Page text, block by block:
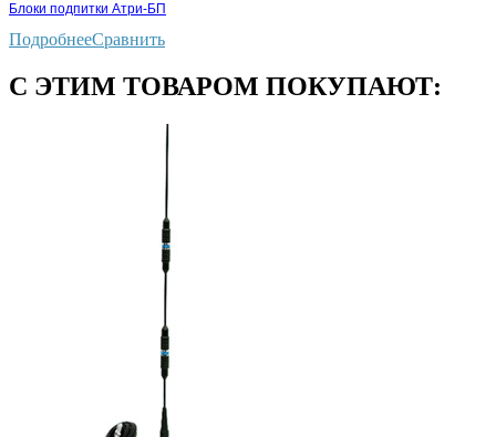
Блоки подпитки Атри-БП
ПодробнееСравнить
С ЭТИМ ТОВАРОМ ПОКУПАЮТ: